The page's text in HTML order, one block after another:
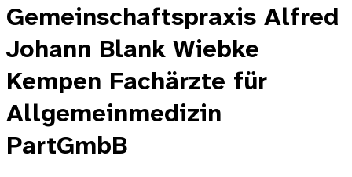
Gemeinschaftspraxis Alfred
Johann Blank Wiebke
Kempen Fachärzte für
Allgemeinmedizin
PartGmbB